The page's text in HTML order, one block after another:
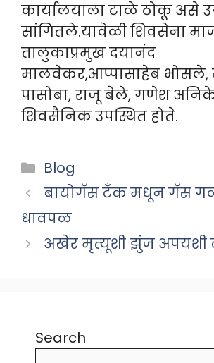
कार्यालयाला टाळे ठोकू असे
सांगितले.यावेळी शिवसेना
तालुकाप्रमुख दयानंद
मालवेकर,आप्पासाहेब भोसले,
पासोबा, राजू बेले, गणेश
शिवसैनिक उपस्थित होते.
Categories
Blog
बायोगॅस टॅंक मधून गॅस
धावपळ
अखेर मृत्यूशी झुंज अपयशी
Search